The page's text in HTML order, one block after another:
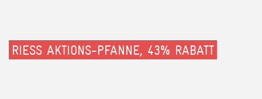
RIESS AKTIONS-PFANNE, 43% RABATT